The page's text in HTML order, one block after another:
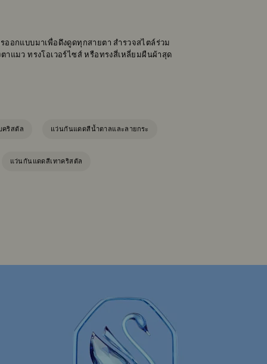
ออกแบบมาเพื่อดึงดูดทุกสายตา สำรวจสไตล์ร่วม
แมว ทรงโอเวอร์ไซส์ หรือทรงสี่เหลี่ยมผืนผ้าสุด
คริสตัล แว่นกันแดดสีน้ำตาลและลายกระ
แว่นกันแดดสีเทาคริสตัล